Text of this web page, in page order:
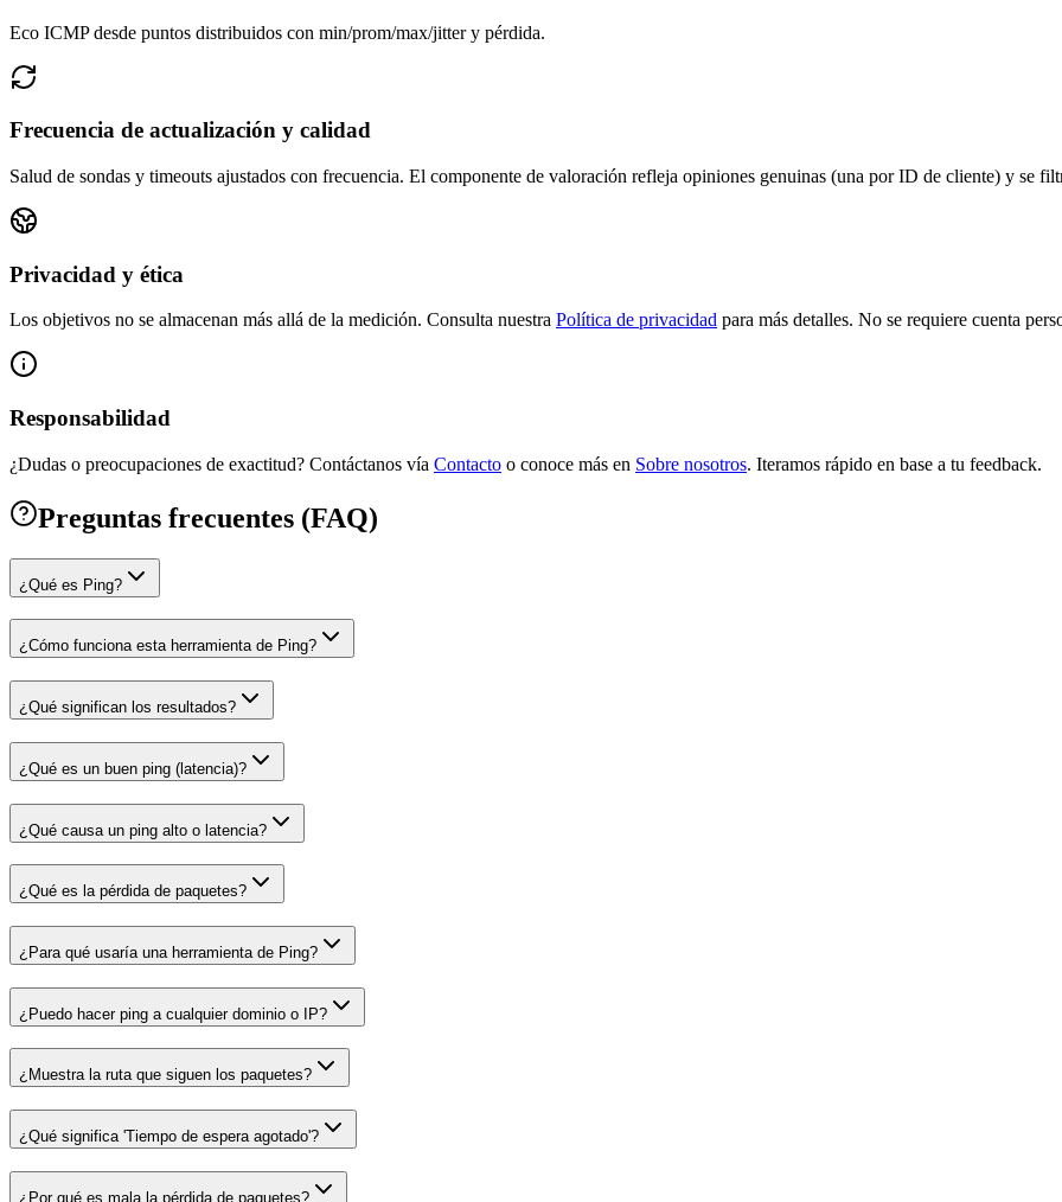
Eco ICMP desde puntos distribuidos con min/prom/max/jitter y pérdida.
Frecuencia de actualización y calidad
Salud de sondas y timeouts ajustados con frecuencia. El componente de valoración refleja opiniones genuinas (una por ID de cliente) y se
Privacidad y ética
Los objetivos no se almacenan más allá de la medición. Consulta nuestra Política de privacidad para más detalles. No se requiere cuenta
Responsabilidad
¿Dudas o preocupaciones de exactitud? Contáctanos vía Contacto o conoce más en Sobre nosotros. Iteramos rápido en base a tu feedback.
Preguntas frecuentes (FAQ)
¿Qué es Ping?
¿Cómo funciona esta herramienta de Ping?
¿Qué significan los resultados?
¿Qué es un buen ping (latencia)?
¿Qué causa un ping alto o latencia?
¿Qué es la pérdida de paquetes?
¿Para qué usaría una herramienta de Ping?
¿Puedo hacer ping a cualquier dominio o IP?
¿Muestra la ruta que siguen los paquetes?
¿Qué significa 'Tiempo de espera agotado'?
¿Por qué es mala la pérdida de paquetes?